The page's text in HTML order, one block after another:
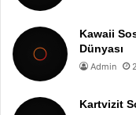
Kawaii
Dünyası
Admin
Kartvizit